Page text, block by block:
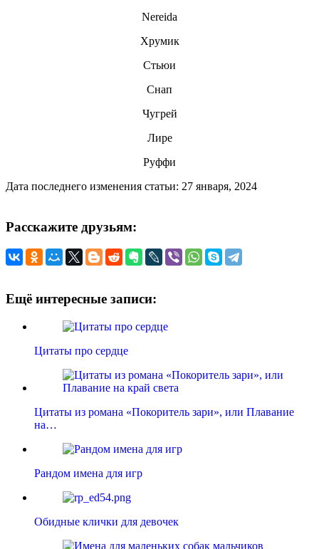
Nereida
Хрумик
Стьюи
Снап
Чугрей
Лире
Руффи
Дата последнего изменения статьи: 27 января, 2024
Расскажите друзьям:
Ещё интересные записи:
Цитаты про сердце
Цитаты из романа «Покоритель зари», или Плавание
на…
Рандом имена для игр
Обидные клички для девочек